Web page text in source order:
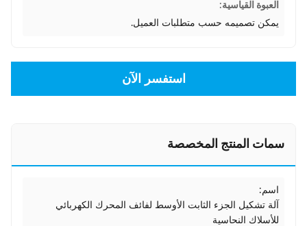
العبوة القياسية:
يمكن تصميمه حسب متطلبات العميل.
استفسر الآن
سمات المنتج المخصصة
اسم:
آلة تشكيل الجزء الثابت الأوسط لفائف المحرك الكهربائي
للأسلاك النحاسية